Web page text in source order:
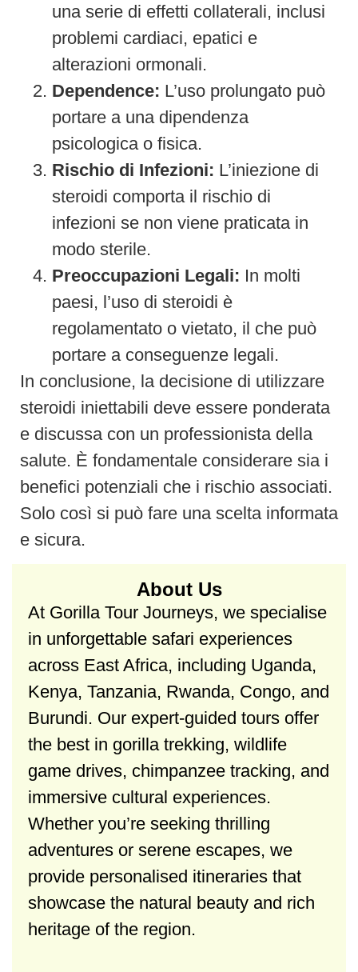
una serie di effetti collaterali, inclusi
problemi cardiaci, epatici e
alterazioni ormonali.
Dependence: L’uso prolungato può
portare a una dipendenza
psicologica o fisica.
Rischio di Infezioni: L’iniezione di
steroidi comporta il rischio di
infezioni se non viene praticata in
modo sterile.
Preoccupazioni Legali: In molti
paesi, l’uso di steroidi è
regolamentato o vietato, il che può
portare a conseguenze legali.
In conclusione, la decisione di utilizzare
steroidi iniettabili deve essere ponderata
e discussa con un professionista della
salute. È fondamentale considerare sia i
benefici potenziali che i rischio associati.
Solo così si può fare una scelta informata
e sicura.
About Us
At Gorilla Tour Journeys, we specialise
in unforgettable safari experiences
across East Africa, including Uganda,
Kenya, Tanzania, Rwanda, Congo, and
Burundi. Our expert-guided tours offer
the best in gorilla trekking, wildlife
game drives, chimpanzee tracking, and
immersive cultural experiences.
Whether you’re seeking thrilling
adventures or serene escapes, we
provide personalised itineraries that
showcase the natural beauty and rich
heritage of the region.